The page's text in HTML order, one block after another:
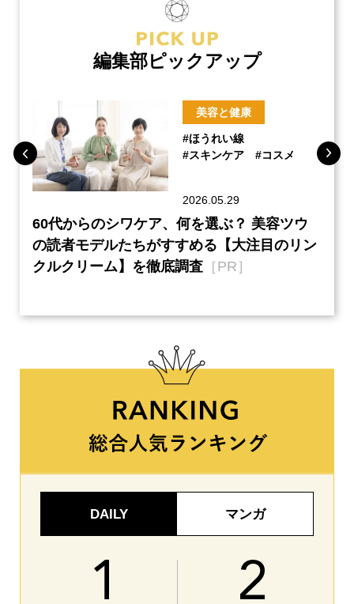
編集部ピックアップ
美容と健康
#ほうれい線
#スキンケア
#コスメ
2026.05.29
60代からのシワケア、何を選ぶ？ 美容ツウ
の読者モデルたちがすすめる【大注目のリン
クルクリーム】を徹底調査 ［PR］
DAILY マンガ